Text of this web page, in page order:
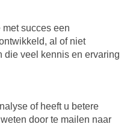
succes een
al of niet
die veel kennis en ervaring
of heeft u betere
door te mailen naar